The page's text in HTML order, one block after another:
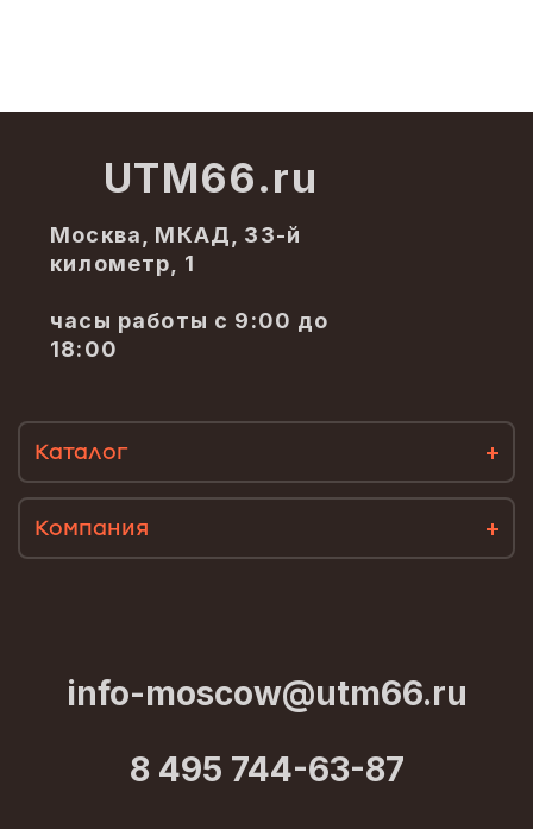
UTM66.ru
Москва, МКАД, 33-й
километр, 1
часы работы с 9:00 до
18:00
Каталог
Компания
info-moscow@utm66.ru
8 495 744-63-87